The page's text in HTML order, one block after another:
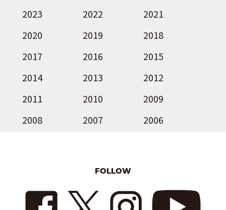
2023
2022
2021
2020
2019
2018
2017
2016
2015
2014
2013
2012
2011
2010
2009
2008
2007 2006
FOLLOW